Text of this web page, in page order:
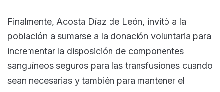
Finalmente, Acosta Díaz de León, invitó a la
población a sumarse a la donación voluntaria para
incrementar la disposición de componentes
sanguíneos seguros para las transfusiones cuando
sean necesarias y también para mantener el